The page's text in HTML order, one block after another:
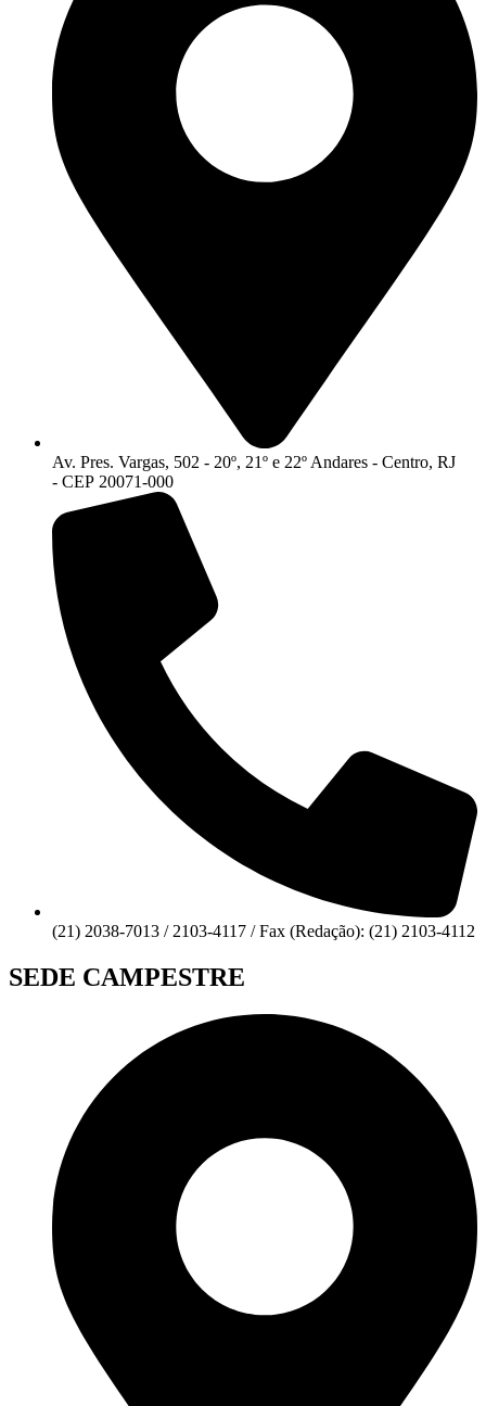
Av. Pres. Vargas, 502 - 20º, 21º e 22º Andares - Centro, RJ
- CEP 20071-000
(21) 2038-7013 / 2103-4117 / Fax (Redação): (21) 2103-4112
SEDE CAMPESTRE